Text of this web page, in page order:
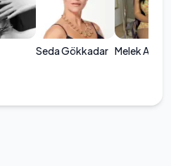
Seda Gökkadar Melek Azad